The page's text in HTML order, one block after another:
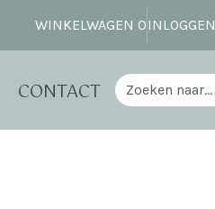
WINKELWAGEN 0INLOGGEN
CONTACT